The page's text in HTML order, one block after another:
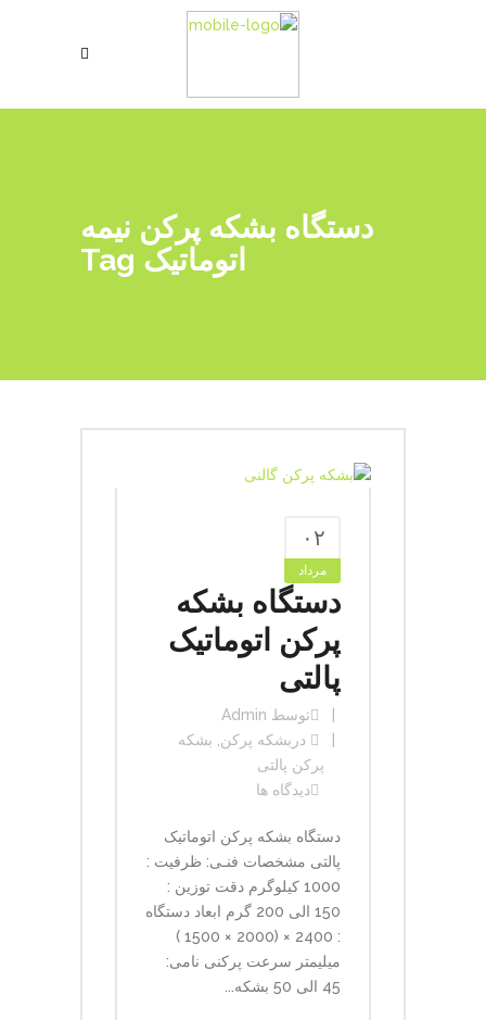
دستگاه بشکه پرکن نیمه
اتوماتیک Tag
۰۲
مرداد
دستگاه بشکه
پرکن اتوماتیک
پالتی
توسط Admin
در بشکه پرکن بشکه
پرکن پالتی
دیدگاه ها
دستگاه بشکه پرکن اتوماتیک
پالتی مشخصات فنـی: ظرفیت :
1000 کیلوگرم دقت توزین :
150 الی 200 گرم ابعاد دستگاه
: 2400 × (2000 × 1500 )
میلیمتر سرعت پرکنی نامی:
45 الی 50 بشکه...